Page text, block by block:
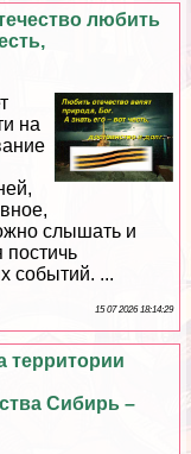
любить
на
слышать и
постичь
событий. ...
15 07 2026 18:14:29
территории
Сибирь –